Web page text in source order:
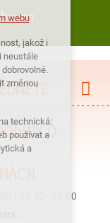
O
10.00 - 12.00
webu
webu
jakož i
neustále
změnou
technická:
používat a
a